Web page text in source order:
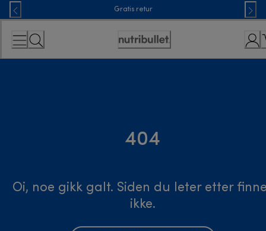
Skip
to
Content
Gratis retur
Accessibility
Statement
404
Oi, noe gikk galt. Siden du leter etter
ikke.